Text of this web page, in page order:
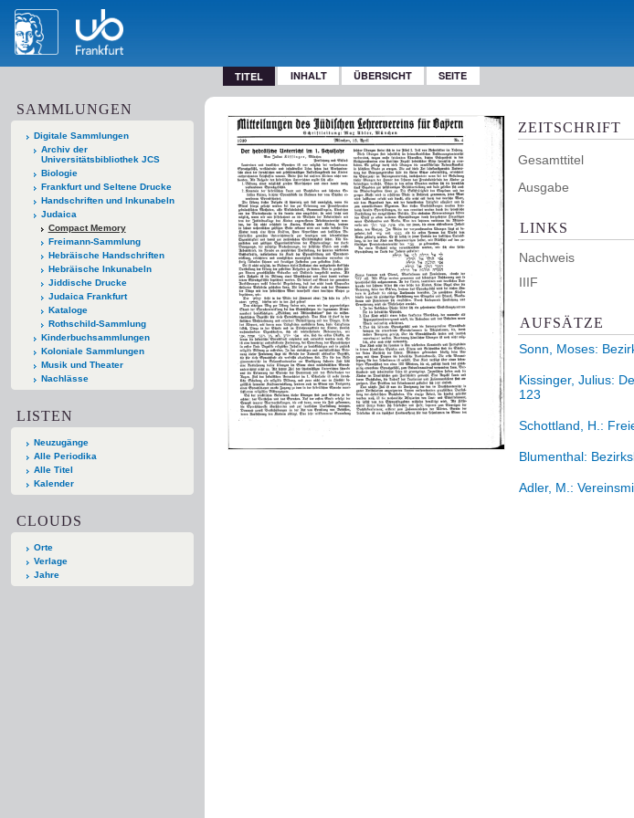
TITEL INHALT ÜBERSICHT SEITE
SAMMLUNGEN
Digitale Sammlungen
Archiv der
Universitätsbibliothek JCS
Biologie
Frankfurt und Seltene Drucke
Handschriften und Inkunabeln
Judaica
Compact Memory
Freimann-Sammlung
Hebräische Handschriften
Hebräische Inkunabeln
Jiddische Drucke
Judaica Frankfurt
Kataloge
Rothschild-Sammlung
Kinderbuchsammlungen
Koloniale Sammlungen
Musik und Theater
Nachlässe
LISTEN
Neuzugänge
Alle Periodika
Alle Titel
Kalender
CLOUDS
Orte
Verlage
Jahre
ZEITSCHRIFT
Gesamttitel
Ausgabe
LINKS
Nachweis
IIIF
AUFSÄTZE
Sonn, Moses:
Kissinger, Julius:
123
Schottland, H.:
Blumenthal:
Adler, M.: